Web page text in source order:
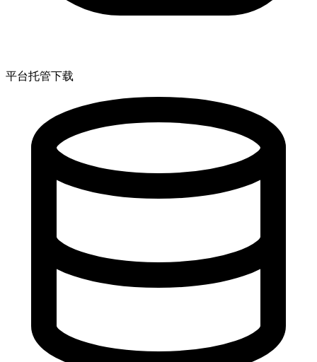
平台托管下载